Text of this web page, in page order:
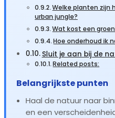
Welke planten zijn
urban jungle?
Wat kost een
Hoe onderhoud ik
Sluit je aan bij de
Related posts:
Belangrijkste punten
Haal de natuur naar
en een